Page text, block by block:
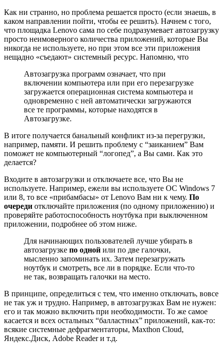
Как ни странно, но проблема решается просто (если знаешь, в
каком направлении пойти, чтобы ее решить). Начнем с того,
что площадка Lenovo сама по себе подразумевает автозагрузку
просто неимоверного количества приложений, которые Вы
никогда не используете, но при этом все эти приложения
нещадно «съедают» системный ресурс. Напомню, что
Автозагрузка программ означает, что при
включении компьютера или при его перезагрузке
загружается операционная система компьютера и
одновременно с ней автоматически загружаются
все те программы, которые находятся в
Автозагрузке.
В итоге получается банальный конфликт из-за перегрузки,
например, памяти. И решить проблему с “заиканием” Вам
поможет не компьютерный “логопед”, а Вы сами. Как это
делается?
Входите в автозагрузки и отключаете все, что Вы не
используете. Например, ежели вы используете ОС Windows 7
или 8, то все «прибамбасы» от Lenovo Вам ни к чему. По
очереди отключайте приложения (по одному приложению) и
проверяйте работоспособность ноутбука при выключенном
приложении, подробнее об этом ниже.
Для начинающих пользователей лучше убирать в
автозагрузке по одной или по две галочки,
мысленно запоминать их. Затем перезагружать
ноутбук и смотреть, все ли в порядке. Если что-то
не так, возвращать галочки на место.
В принципе, определиться с тем, что именно отключать, вовсе
не так уж и трудно. Например, в автозагрузках Вам не нужен:
его и так можно включить при необходимости. То же самое
касается и всех остальных “балластных” приложений, как-то:
всякие системные дефрагментаторы, Maxthon Cloud,
Яндекс.Диск, Adobe Reader и т.д.